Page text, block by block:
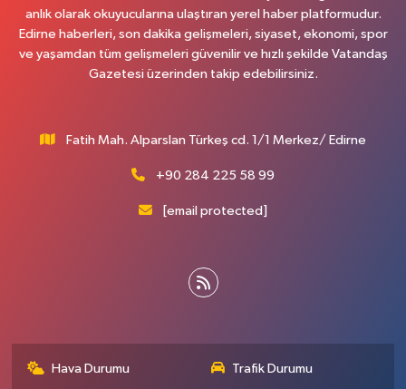
anlık olarak okuyucularına ulaştıran yerel haber platformudur.
Edirne haberleri, son dakika gelişmeleri, siyaset, ekonomi, spor
ve yaşamdan tüm gelişmeleri güvenilir ve hızlı şekilde Vatandaş
Gazetesi üzerinden takip edebilirsiniz.
Fatih Mah. Alparslan Türkeş cd. 1/1 Merkez/ Edirne
+90 284 225 58 99
[email protected]
Hava Durumu Trafik Durumu